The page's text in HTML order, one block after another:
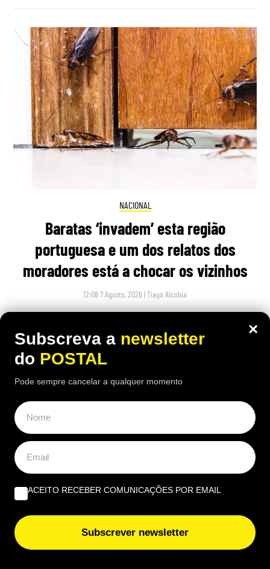
NACIONAL
Baratas ‘invadem’ esta região
portuguesa e um dos relatos dos
moradores está a chocar os vizinhos
12:08 7 Agosto, 2026 |Tiago Alcobia
moradores desta região. As queixas acumulam-se
e a autarquia já teve de agir
×
Subscreva a newsletter
do POSTAL
Pode sempre cancelar a qualquer momento
ACEITO RECEBER COMUNICAÇÕES POR EMAIL
Subscrever newsletter